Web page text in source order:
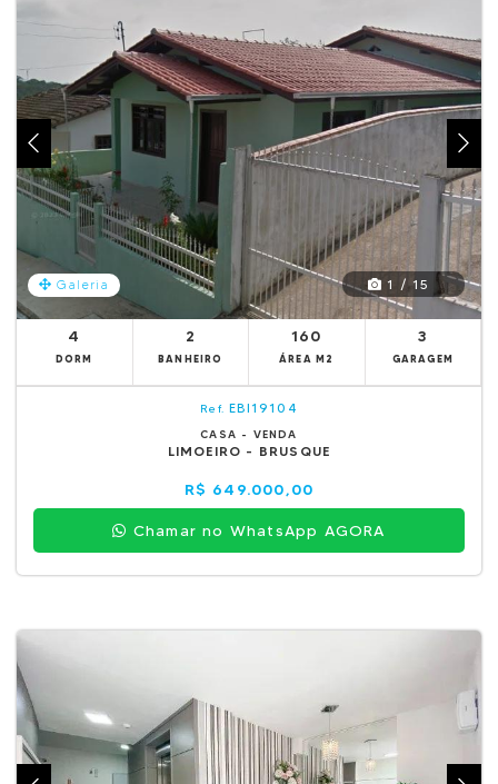
Galeria 1 / 15
4
DORM
2
BANHEIRO
160
ÁREA M2
3
GARAGEM
Ref. EBI19104
CASA - VENDA
LIMOEIRO - BRUSQUE
R$ 649.000,00
Chamar no WhatsApp AGORA